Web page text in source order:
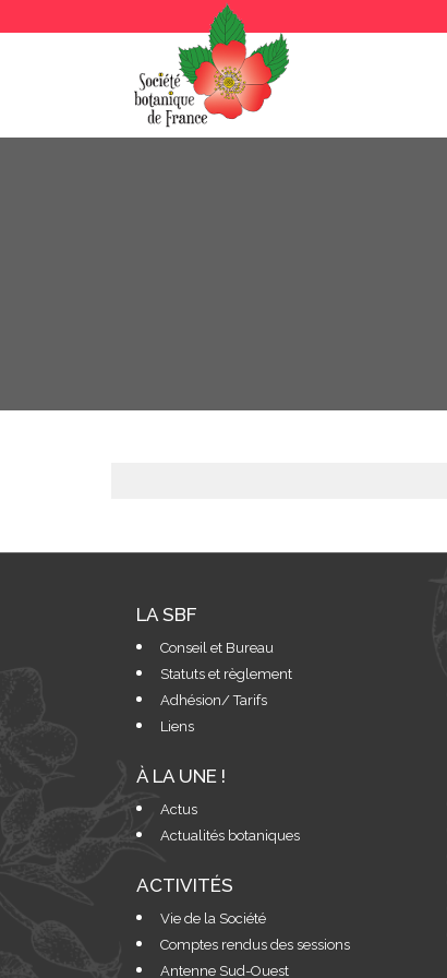
LA SBF
Conseil et Bureau
Statuts et règlement
Adhésion/ Tarifs
Liens
À LA UNE !
Actus
Actualités botaniques
ACTIVITÉS
Vie de la Société
Comptes rendus des sessions
Antenne Sud-Ouest